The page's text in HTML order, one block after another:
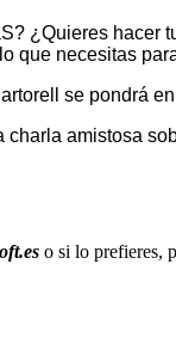
¿Quieres hacer
que necesitas
se pondrá
amistosa
o si lo prefieres,